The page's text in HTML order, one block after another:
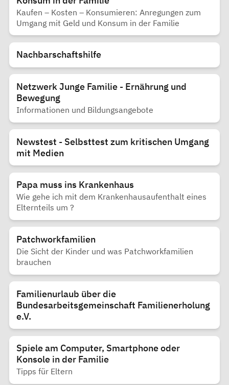
Kaufen – Kosten – Konsumieren: Anregungen zum
Umgang mit Geld und Konsum in der Familie
Nachbarschaftshilfe
Netzwerk Junge Familie - Ernährung und
Bewegung
Informationen und Bildungsangebote
Newstest - Selbsttest zum kritischen Umgang
mit Medien
Papa muss ins Krankenhaus
Wie gehe ich mit dem Krankenhausaufenthalt eines
Elternteils um ?
Patchworkfamilien
Die Sicht der Kinder und was Patchworkfamilien
brauchen
Familienurlaub über die
Bundesarbeitsgemeinschaft Familienerholung
e.V.
Spiele am Computer, Smartphone oder
Konsole in der Familie
Tipps für Eltern